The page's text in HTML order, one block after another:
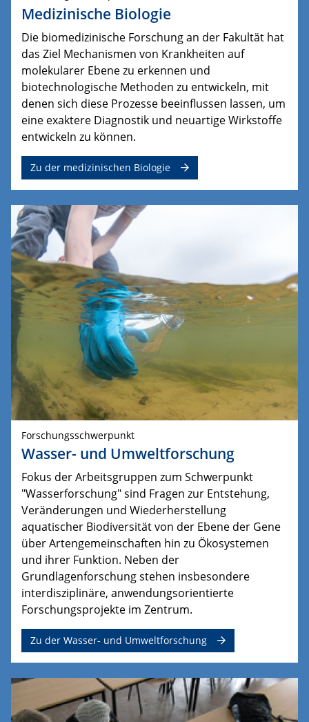
Medizinische Biologie
Die biomedizinische Forschung an der Fakultät hat
das Ziel Mechanismen von Krankheiten auf
molekularer Ebene zu erkennen und
biotechnologische Methoden zu entwickeln, mit
denen sich diese Prozesse beeinflussen lassen, um
eine exaktere Diagnostik und neuartige Wirkstoffe
entwickeln zu können.
Zu der medizinischen Biologie
Forschungsschwerpunkt
Wasser- und Umweltforschung
Fokus der Arbeitsgruppen zum Schwerpunkt
"Wasserforschung" sind Fragen zur Entstehung,
Veränderungen und Wiederherstellung
aquatischer Biodiversität von der Ebene der Gene
über Artengemeinschaften hin zu Ökosystemen
und ihrer Funktion. Neben der
Grundlagenforschung stehen insbesondere
interdisziplinäre, anwendungsorientierte
Forschungsprojekte im Zentrum.
Zu der Wasser- und Umweltforschung